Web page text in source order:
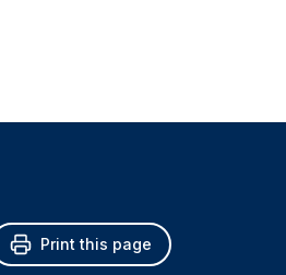
Print this page